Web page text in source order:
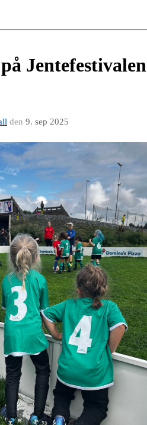
Jentefestivalen
den 9. sep 2025